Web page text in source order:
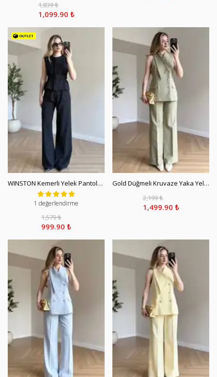
1,839 ₺
1,099.90 ₺
WINSTON Kemerli Yelek Pantolon Takım - Siyah
1 değerlendirme
1,579 ₺
999.90 ₺
Gold Düğmeli Kruvaze Yaka Yelek Pantolon Takım - Açık Yeşil
2,199 ₺
1,499.90 ₺